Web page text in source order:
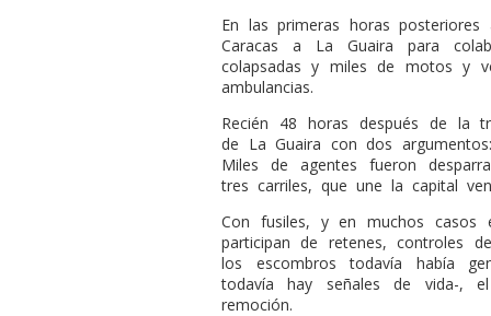
En las primeras horas
Caracas a La Guaira para
colapsadas y miles de motos y
ambulancias.
Recién 48 horas después de la
de La Guaira con dos
Miles de agentes fueron
tres carriles, que une la capital
Con fusiles, y en muchos casos
participan de retenes, controles
los escombros todavía había
todavía hay señales de vida-,
remoción.